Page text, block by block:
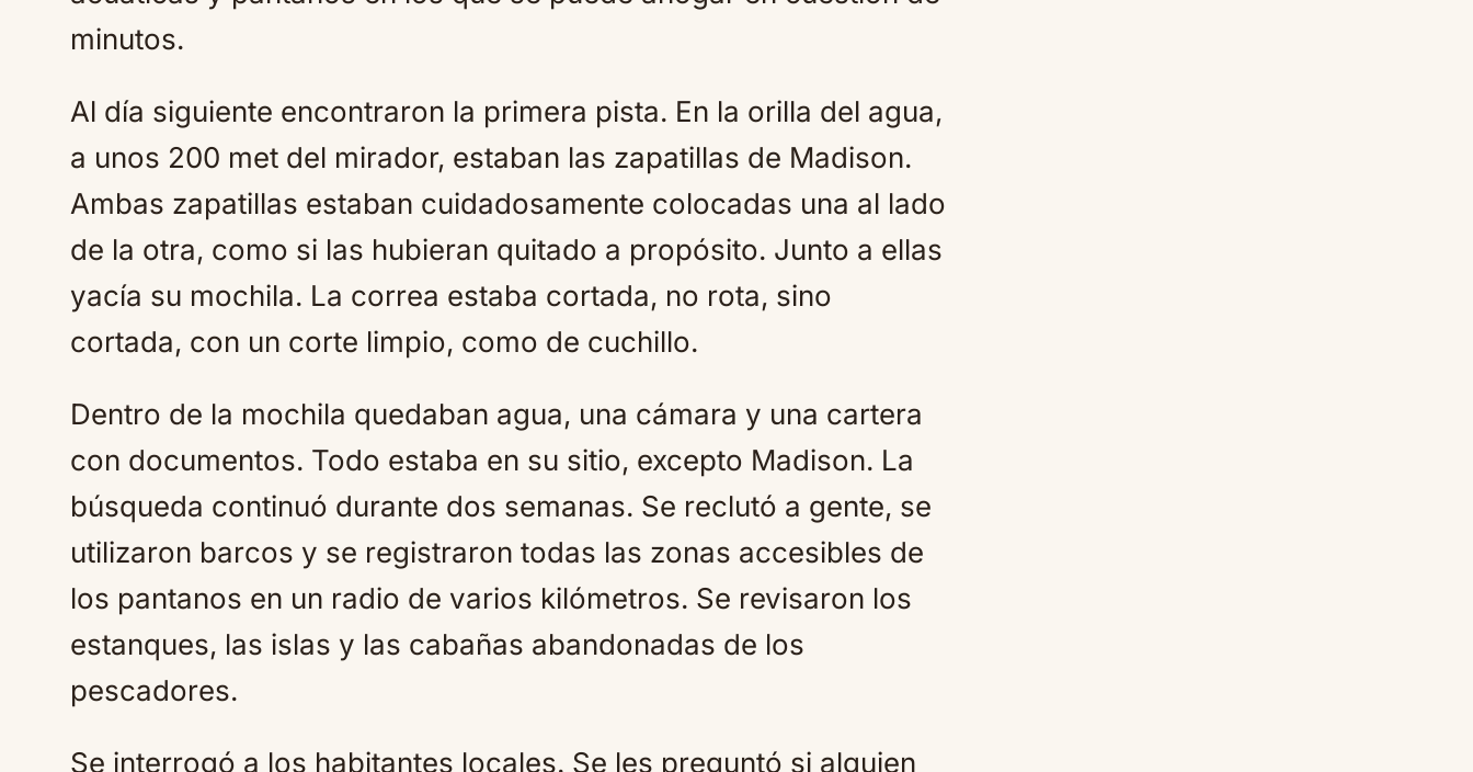
minutos.
Al día siguiente encontraron la primera pista. En la orilla del agua,
a unos 200 met del mirador, estaban las zapatillas de Madison.
Ambas zapatillas estaban cuidadosamente colocadas una al lado
de la otra, como si las hubieran quitado a propósito. Junto a ellas
yacía su mochila. La correa estaba cortada, no rota, sino
cortada, con un corte limpio, como de cuchillo.
Dentro de la mochila quedaban agua, una cámara y una cartera
con documentos. Todo estaba en su sitio, excepto Madison. La
búsqueda continuó durante dos semanas. Se reclutó a gente, se
utilizaron barcos y se registraron todas las zonas accesibles de
los pantanos en un radio de varios kilómetros. Se revisaron los
estanques, las islas y las cabañas abandonadas de los
pescadores.
Se interrogó a los habitantes locales. Se les preguntó si alguien